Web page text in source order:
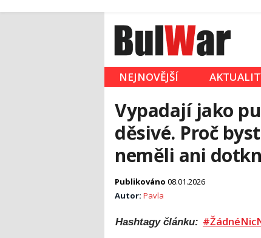
NEJNOVĚJŠÍ
Vypadají jako
děsivé. Proč
neměli ani
Publikováno 08.01.2026
Autor: Pavla
Hashtagy článku: